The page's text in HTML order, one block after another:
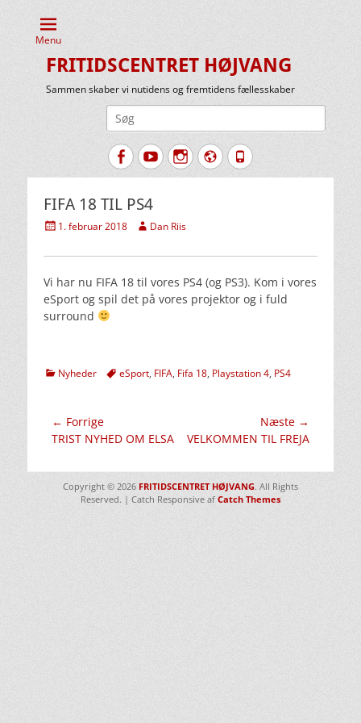
Menu
FRITIDSCENTRET HØJVANG
Sammen skaber vi nutidens og fremtidens fællesskaber
FacebookYouTubeInstagram
Website
Tlf.
FIFA 18 TIL PS4
Udgivet
1. februar 2018 Forfatter
Dan Riis
Vi har nu FIFA 18 til vores PS4 (og PS3). Kom i vores
eSport og spil det på vores projektor og i fuld
surround
kategorier
Nyheder TagseSport, FIFA, Fifa 18, Playstation 4, PS4
Indlægsnavigation
← Forrige
Forrige
TRIST NYHED OM ELSA
Næste →
Næste
VELKOMMEN TIL FREJA
Copyright © 2026 FRITIDSCENTRET HØJVANG. All Rights
Reserved. | Catch Responsive af Catch Themes